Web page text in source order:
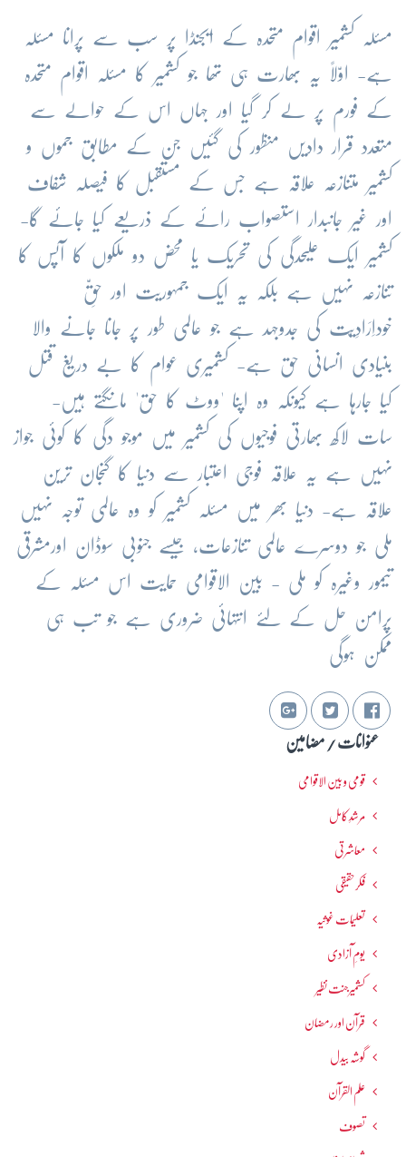
مسئلہ کشمیر اقوام متحدہ کے ایجنڈا پر سب سے پرانا مسئلہ
ہے- اوّلاً یہ بھارت ہی تھا جو کشمیر کا مسئلہ اقوام متحدہ
کے فورم پر لے کر گیا اور جہاں اس کے حوالے سے
متعدد قرار دادیں منظور کی گئیں جن کے مطابق جموں و
کشمیر متنازعہ علاقہ ہے جس کے مستقبل کا فیصلہ شفاف
اور غیر جانبدار استصواب رائے کے ذریعے کیا جائے گا-
کشمیر ایک علیحدگی کی تحریک یا محض دو ملکوں کا آپس کا
تنازعہ نہیں ہے بلکہ یہ ایک جمہوریت اور حقِّ
خوداِرَادِیّت کی جدوجہد ہے جو عالمی طور پر جانا جانے والا
بنیادی انسانی حق ہے- کشمیری عوام کا بے دریغ قتل
کیا جارہا ہے کیونکہ وہ اپنا ' ووٹ کا حق' مانگتے ہیں-
سات لاکھ بھارتی فوجیوں کی کشمیر میں موجو دگی کا کوئی جواز
نہیں ہے یہ علاقہ فوجی اعتبار سے دنیا کا گنجان ترین
علاقہ ہے- دنیا بھر میں مسئلہ کشمیر کو وہ عالمی توجہ نہیں
ملی جو دوسرے عالمی تنازعات، جیسے جنوبی سوڈان اورمشرقی
تیمور وغیرہ کو ملی - بین الاقوامی حمایت اس مسئلہ کے
پرامن حل کے لئے انتہائی ضروری ہے جو تب ہی
ممکن ہوگی
عنوانات / مضامین
قومی و بین الاقوامی
مرشدِ کامل
معاشرتی
فکرحقیقی
تعلیمات غوثیہ
یومِ آزادی
کشمیرجنت نظیر
قرآن اور رمضان
گوشہ بیدل
علم القرآن
تصوف